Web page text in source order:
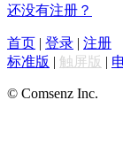
还没有注册？
首页 | 登录 | 注册
标准版 | 触屏版 |
© Comsenz Inc.